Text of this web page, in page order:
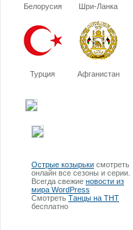
Белорусия Шри-Ланка
Турция Афганистан
Острые козырьки смотреть
онлайн все сезоны и серии.
Всегда свежие новости из
мира WordPress
Смотреть Танцы на ТНТ
бесплатно